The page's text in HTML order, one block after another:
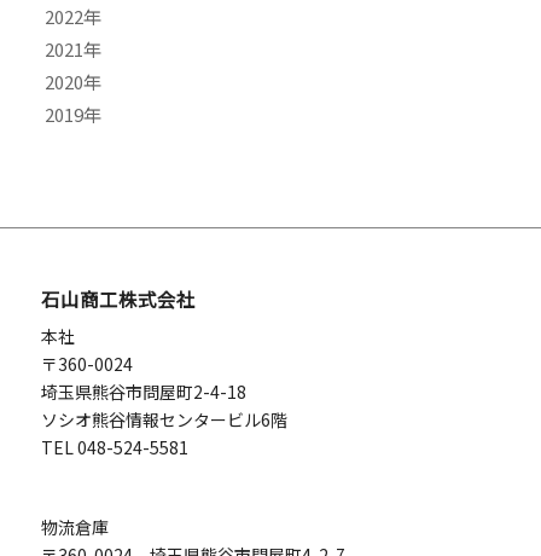
5月
4月
3月
2月
9月
8月
7月
6月
11月
10月
9月
8月
1月
9月
7月
6月
4月
2022
12月
11月
9月
1月
2021
10月
9月
1月
2020
9月
2019
石山商工株式会社
本社
〒360-0024
埼玉県熊谷市問屋町2-4-18
ソシオ熊谷情報センタービル6階
TEL 048-524-5581
物流倉庫